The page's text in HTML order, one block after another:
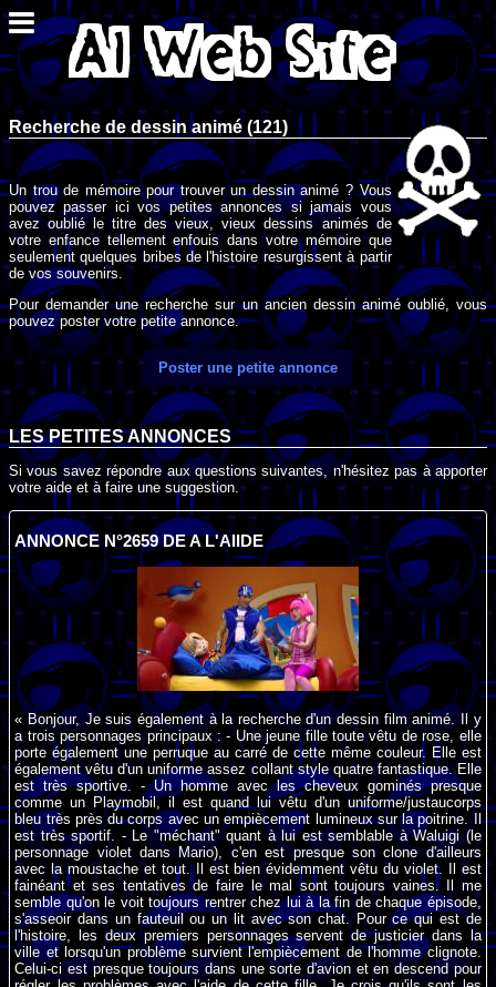
Recherche de dessin animé (121)
Un trou de mémoire pour trouver un dessin animé ? Vous
pouvez passer ici vos petites annonces si jamais vous
avez oublié le titre des vieux, vieux dessins animés de
votre enfance tellement enfouis dans votre mémoire que
seulement quelques bribes de l'histoire resurgissent à partir
de vos souvenirs.
Pour demander une recherche sur un ancien dessin animé oublié, vous
pouvez poster votre petite annonce.
Poster une petite annonce
LES PETITES ANNONCES
Si vous savez répondre aux questions suivantes, n'hésitez pas à apporter
votre aide et à faire une suggestion.
ANNONCE N°2659 DE A L'AIIDE
« Bonjour, Je suis également à la recherche d'un dessin film animé. Il y
a trois personnages principaux : - Une jeune fille toute vêtu de rose, elle
porte également une perruque au carré de cette même couleur. Elle est
également vêtu d'un uniforme assez collant style quatre fantastique. Elle
est très sportive. - Un homme avec les cheveux gominés presque
comme un Playmobil, il est quand lui vêtu d'un uniforme/justaucorps
bleu très près du corps avec un empiècement lumineux sur la poitrine. Il
est très sportif. - Le "méchant" quant à lui est semblable à Waluigi (le
personnage violet dans Mario), c'en est presque son clone d'ailleurs
avec la moustache et tout. Il est bien évidemment vêtu du violet. Il est
fainéant et ses tentatives de faire le mal sont toujours vaines. Il me
semble qu'on le voit toujours rentrer chez lui à la fin de chaque épisode,
s'asseoir dans un fauteuil ou un lit avec son chat. Pour ce qui est de
l'histoire, les deux premiers personnages servent de justicier dans la
ville et lorsqu'un problème survient l'empiècement de l'homme clignote.
Celui-ci est presque toujours dans une sorte d'avion et en descend pour